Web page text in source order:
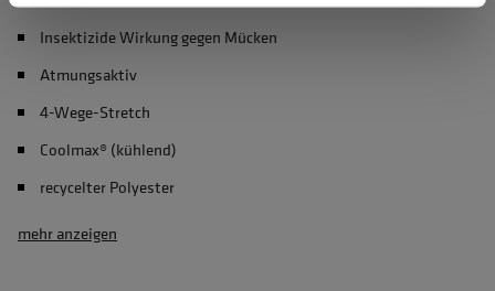
Insektizide Wirkung gegen Mücken
Atmungsaktiv
4-Wege-Stretch
Coolmax® (kühlend)
recycelter Polyester
mehr anzeigen